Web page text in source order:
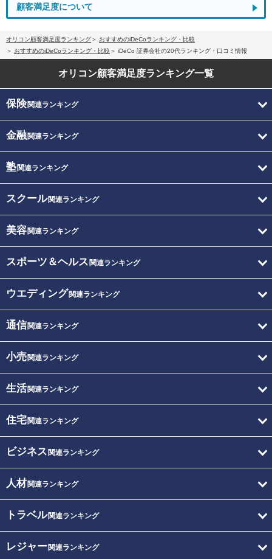
顧客満足度について
オリコン顧客満足度ランキング
おすすめのiDeCoランキング・比較
おすすめのiDeCoランキング・比較
iDeCo 証券会社の20代ランキング・口コミ情報
オリコン顧客満足度ランキング一覧
保険関連ランキング
金融関連ランキング
塾関連ランキング
スクール関連ランキング
美容関連ランキング
スポーツ＆ヘルス 関連ランキング
ウエディング関連ランキング
通信関連ランキング
小売関連ランキング
生活関連ランキング
住宅関連ランキング
ビジネス 関連ランキング
人材関連ランキング
トラベル関連ランキング
レジャー関連ランキング